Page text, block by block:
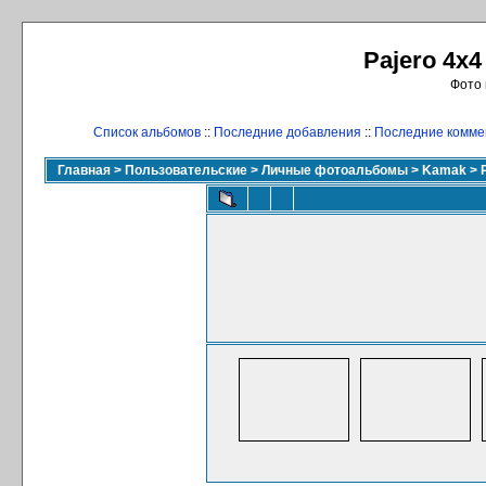
Pajero
Фото
Список альбомов :: Последние добавления :: Последние
Главная > Пользовательские > Личные фотоальбомы > Kamak >